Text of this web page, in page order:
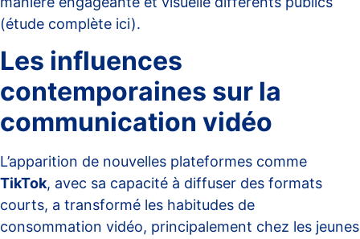
(étude complète ici).
Les influences
contemporaines sur la
communication vidéo
L’apparition de nouvelles plateformes comme
TikTok, avec sa capacité à diffuser des formats
courts, a transformé les habitudes de
consommation vidéo, principalement chez les jeunes